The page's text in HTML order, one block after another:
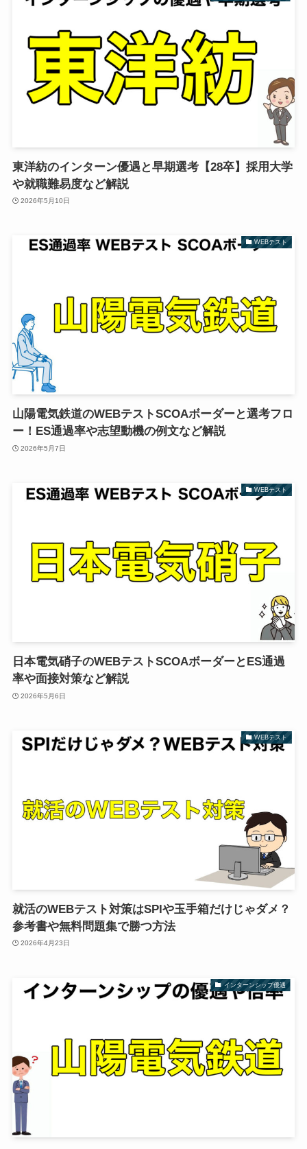
東洋紡のインターン優遇と早期選考【28卒】採用大学
や就職難易度など解説
2026年5月10日
WEBテスト
山陽電気鉄道のWEBテストSCOAボーダーと選考フロ
ー！ES通過率や志望動機の例文など解説
2026年5月7日
WEBテスト
日本電気硝子のWEBテストSCOAボーダーとES通過
率や面接対策など解説
2026年5月6日
WEBテスト
就活のWEBテスト対策はSPIや玉手箱だけじゃダメ？
参考書や無料問題集で勝つ方法
2026年4月23日
インターンシップ優遇